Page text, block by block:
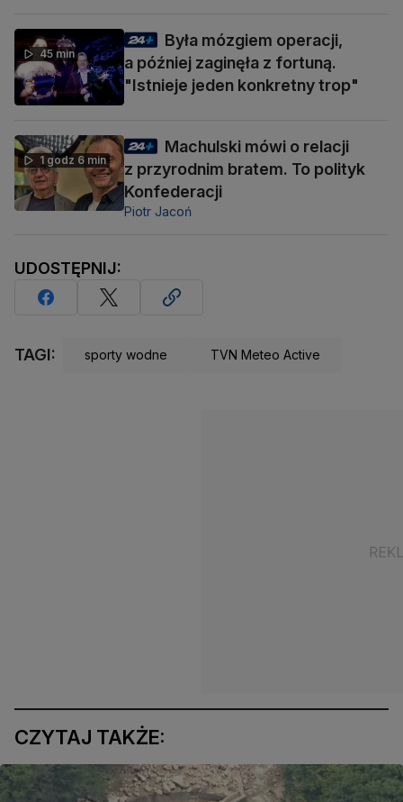
45 min
Była mózgiem operacji,
a później zaginęła z fortuną.
"Istnieje jeden konkretny trop"
1 godz 6 min
Machulski mówi o relacji
z przyrodnim bratem. To polityk
Konfederacji
Piotr Jacoń
UDOSTĘPNIJ:
TAGI: sporty wodne TVN Meteo Active
CZYTAJ TAKŻE: